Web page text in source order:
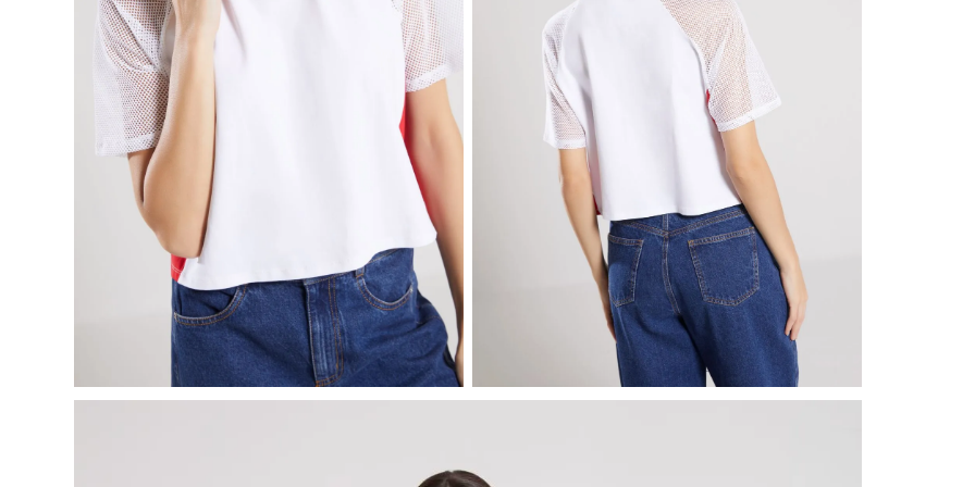
Otros:
En